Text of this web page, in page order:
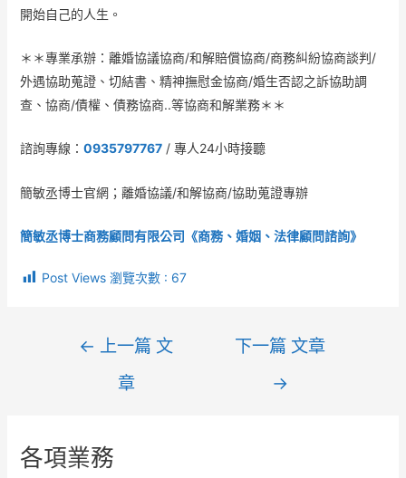
開始自己的人生。
＊＊專業承辦：離婚協議協商/和解賠償協商/商務糾紛協商談判/
外遇協助蒐證、切結書、精神撫慰金協商/婚生否認之訴協助調
查、協商/債權、債務協商..等協商和解業務＊＊
諮詢專線： 0935797767/ 專人24小時接聽
簡敏丞博士官網；離婚協議/和解協商/協助蒐證專辦
簡敏丞博士商務顧問有限公司《商務、婚姻、法律顧問諮詢》
Post Views 瀏覽次數 : 67
← 上一篇 文
章
下一篇 文章
→
各項業務